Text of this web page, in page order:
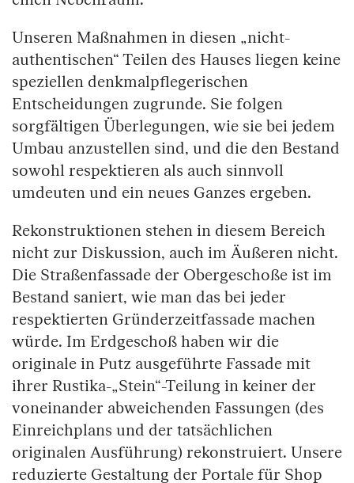
Unseren Maßnahmen in diesen „nicht-
authentischen“ Teilen des Hauses liegen keine
speziellen denkmalpflegerischen
Entscheidungen zugrunde. Sie folgen
sorgfältigen Überlegungen, wie sie bei jedem
Umbau anzustellen sind, und die den Bestand
sowohl respektieren als auch sinnvoll
umdeuten und ein neues Ganzes ergeben.
Rekonstruktionen stehen in diesem Bereich
nicht zur Diskussion, auch im Äußeren nicht.
Die Straßenfassade der Obergeschoße ist im
Bestand saniert, wie man das bei jeder
respektierten Gründerzeitfassade machen
würde. Im Erdgeschoß haben wir die
originale in Putz ausgeführte Fassade mit
ihrer Rustika-„Stein“-Teilung in keiner der
voneinander abweichenden Fassungen (des
Einreichplans und der tatsächlichen
originalen Ausführung) rekonstruiert. Unsere
reduzierte Gestaltung der Portale für Shop